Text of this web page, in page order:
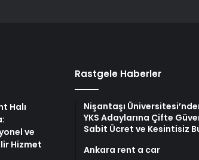
Halı
ve
Hizmet
Rastgele Haberler
Nişantaşı
YKS Adaylarına Çifte
Sabit Ücret ve Kesintisiz
Ankara rent a car